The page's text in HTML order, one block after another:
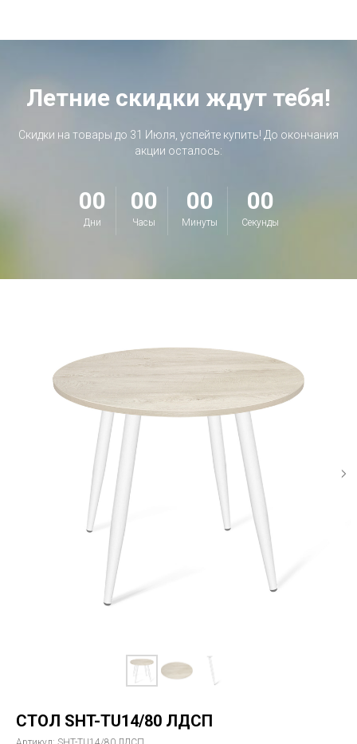
Летние скидки ждут тебя!
Скидки на товары до 31 Июля, успейте купить! До окончания
акции осталось:
00
Дни
00
Часы
00
Минуты
00
Секунды
СТОЛ SHT-TU14/80 ЛДСП